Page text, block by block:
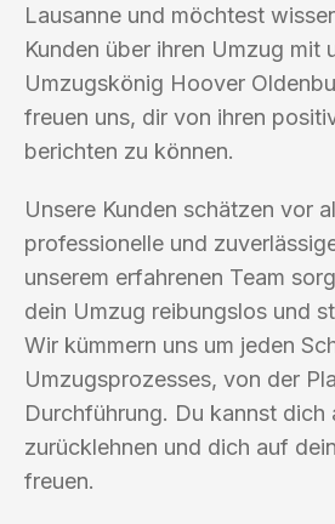
Lausanne und möchtest
Kunden über ihren Umzug mit
Umzugskönig Hoover
freuen uns, dir von ihren
berichten zu können.
Unsere Kunden schätzen vor
professionelle und
unserem erfahrenen Team
dein Umzug reibungslos und
Wir kümmern uns um jeden
Umzugsprozesses, von der
Durchführung. Du kannst dich
zurücklehnen und dich auf
freuen.